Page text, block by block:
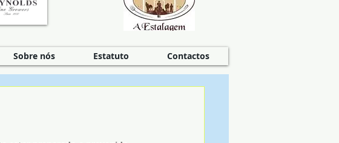
Sobre nós Estatuto Contactos